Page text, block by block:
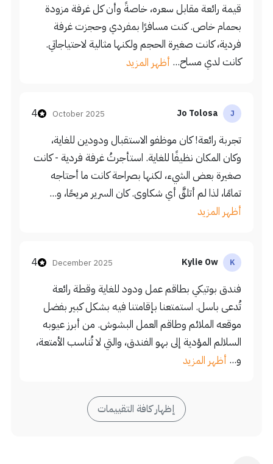
قيمة رائعة مقابل سعره، خاصةً وأن كل غرفة مزودة
بحمام خاص. كنت مسافرًا بمفردي وحجزت غرفة
فردية، كانت صغيرة الحجم ولكنها مثالية لاحتياجاتي.
كانت لدي مساح... أظهر المزيد
J
Jo Tolosa
October 2025
4
تجربة رائعة! كان موظفو الاستقبال ودودين للغاية،
وكان المكان نظيفًا للغاية. استأجرتُ غرفة فردية - كانت
صغيرة بعض الشيء، لكنها بصراحة كانت ما أحتاجه
تمامًا، لذا لم أتلقَّ أي شكاوى. كان السرير مريحًا، و...
أظهر المزيد
K
Kylie Ow
December 2025
4
فندق بوتيكي بطاقم عمل ودود للغاية وقطة رائعة
تُدعى باسل. استمتعنا بإقامتنا فيه بشكل كبير بفضل
موقعه الملائم وطاقم العمل البشوش. من أبرز عيوبه
السلالم المؤدية إلى بهو الفندق، والتي لا تُناسب الأمتعة،
و... أظهر المزيد
إظهار كافة التقييمات